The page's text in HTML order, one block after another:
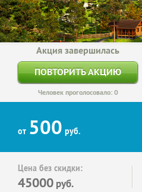
Акция завершилась
ПОВТОРИТЬ АКЦИЮ
Человек проголосовало: 0
от 500 руб.
Цена без скидки:
45000 руб.